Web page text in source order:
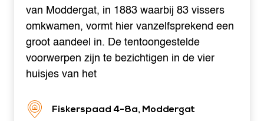
van Moddergat, in 1883 waarbij 83 vissers
omkwamen, vormt hier vanzelfsprekend een
groot aandeel in. De tentoongestelde
voorwerpen zijn te bezichtigen in de vier
huisjes van het
Fiskerspaad 4-8a, Moddergat